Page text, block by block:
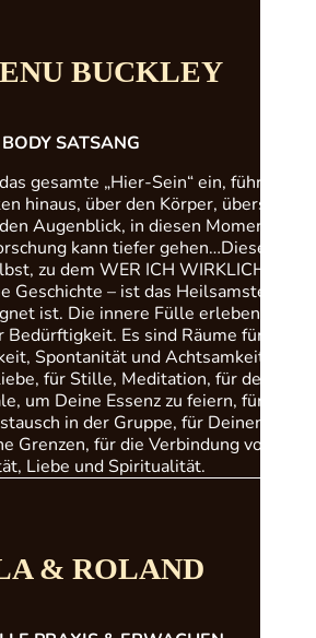
BUCKLEY
BODY SATSANG
gesamte „Hier-Sein“ ein, führt
hinaus, über den Körper, übers
Augenblick, in diesen Moment
kann tiefer gehen…Diese
zu dem WER ICH WIRKLICH
Geschichte – ist das Heilsamste,
ist. Die innere Fülle erleben –
Bedürftigkeit. Es sind Räume für
Spontanität und Achtsamkeit,
für Stille, Meditation, für den
um Deine Essenz zu feiern, für
in der Gruppe, für Deinen
Grenzen, für die Verbindung von
Liebe und Spiritualität.
& ROLAND